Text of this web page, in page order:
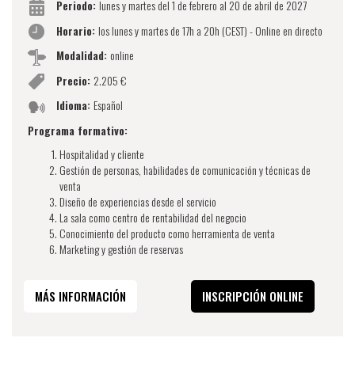
Periodo: lunes y martes del 1 de febrero al 20 de abril de 2027
Horario: los lunes y martes de 17h a 20h (CEST) - Online en directo
Modalidad: online
Precio: 2.205 €
Idioma: Español
Programa formativo:
Hospitalidad y cliente
Gestión de personas, habilidades de comunicación y técnicas de
venta
Diseño de experiencias desde el servicio
La sala como centro de rentabilidad del negocio
Conocimiento del producto como herramienta de venta
Marketing y gestión de reservas
MÁS INFORMACIÓN INSCRIPCIÓN ONLINE